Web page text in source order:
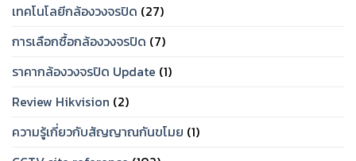
เทคโนโลยีกล้องวงจรปิด (27)
การเลือกซื้อกล้องวงจรปิด (7)
ราคากล้องวงจรปิด Update (1)
Review Hikvision (2)
ความรู้เกี่ยวกับสัญญาณกันขโมย (1)